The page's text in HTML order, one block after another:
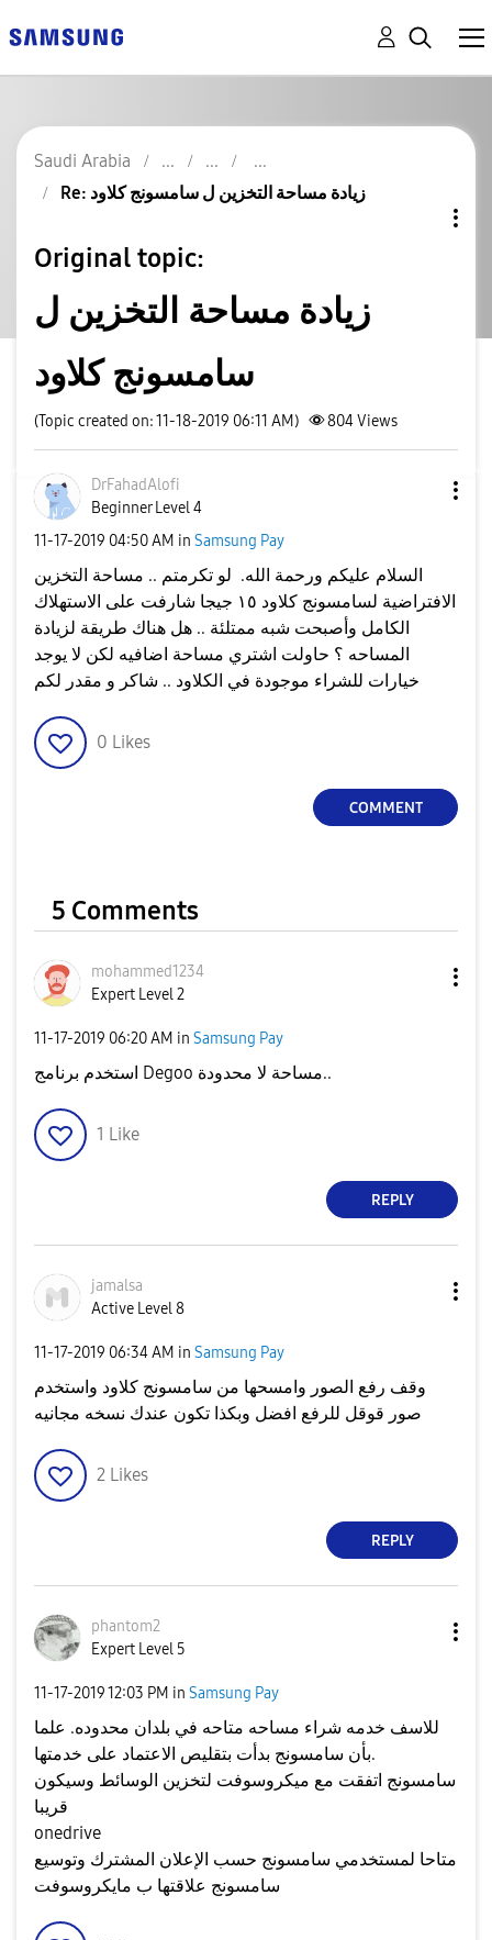
Saudi Arabia
Re: زيادة مساحة التخزين ل سامسونج كلاود
Original topic:
زيادة مساحة التخزين ل
سامسونج كلاود
(Topic created on: 11-18-2019 06:11 AM) 804Views
DrFahadAlofi
Beginner Level 4
‎11-17-2019 04:50 AM in Samsung Pay
السلام عليكم ورحمة الله. لو تكرمتم .. مساحة التخزين
الافتراضية لسامسونج كلاود ١٥ جيجا شارفت على الاستهلاك
الكامل وأصبحت شبه ممتلئة .. هل هناك طريقة لزيادة
المساحه ؟ حاولت اشتري مساحة اضافيه لكن لا يوجد
0 Likes
COMMENT
5 Comments
mohammed1234
Expert Level 2
‎11-17-2019 06:20 AM in Samsung Pay
استخدم برنامج Degoo مساحة لا محدودة..
1 Like
REPLY
jamalsa
Active Level 8
‎11-17-2019 06:34 AM in Samsung Pay
وقف رفع الصور وامسحها من سامسونج كلاود واستخدم
صور قوقل للرفع افضل وبكذا تكون عندك نسخه مجانيه
2 Likes
REPLY
phantom2
Expert Level 5
‎11-17-201912:03 PM in Samsung Pay
للاسف خدمه شراء مساحه متاحه في بلدان محدوده. علما
بأن سامسونج بدأت بتقليص الاعتماد على خدمتها.
سامسونج اتفقت مع ميكروسوفت لتخزين الوسائط وسيكون
قريبا
onedrive
متاحا لمستخدمي سامسونج حسب الإعلان المشترك وتوسيع
سامسونج علاقتها ب مايكروسوفت